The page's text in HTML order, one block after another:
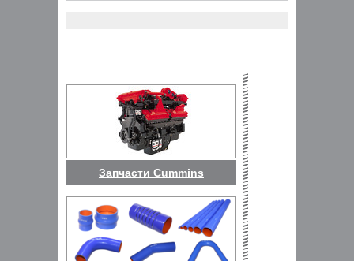
Запчасти Cummins